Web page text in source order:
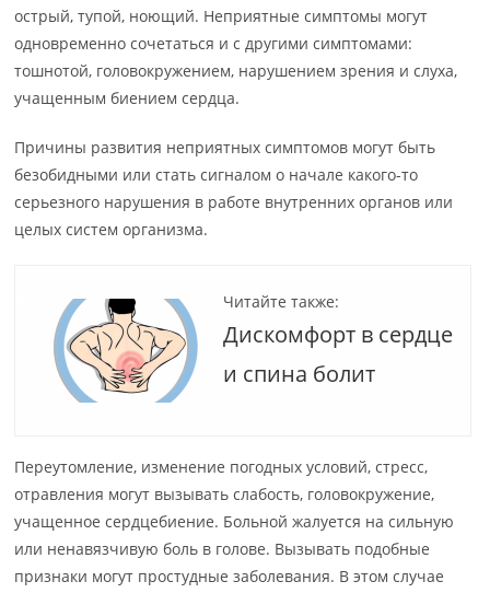
острый, тупой, ноющий. Неприятные симптомы могут
одновременно сочетаться и с другими симптомами:
тошнотой, головокружением, нарушением зрения и слуха,
учащенным биением сердца.
Причины развития неприятных симптомов могут быть
безобидными или стать сигналом о начале какого-то
серьезного нарушения в работе внутренних органов или
целых систем организма.
Читайте также:
Дискомфорт в сердце
и спина болит
Переутомление, изменение погодных условий, стресс,
отравления могут вызывать слабость, головокружение,
учащенное сердцебиение. Больной жалуется на сильную
или ненавязчивую боль в голове. Вызывать подобные
признаки могут простудные заболевания. В этом случае